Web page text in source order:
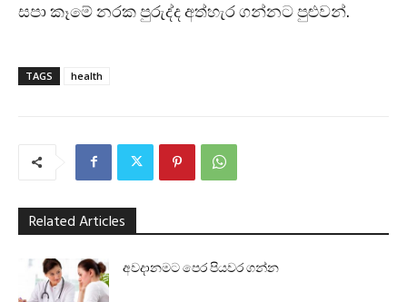
සපා කෑමේ නරක පුරුද්ද අත්හැර ගන්නට පුළුවන්.
TAGS health
Related Articles
අවදානමට පෙර පියවර ගන්න